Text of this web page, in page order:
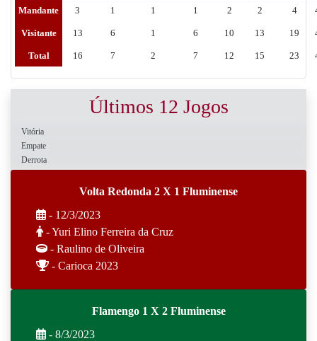
Mandante 3 1 1 1 2 2 4
Visitante 13 6 1 6 10 13 19
Total 16 7 2 7 12 15 23
Últimos 12 Jogos
Vitória
Empate
Derrota
Volta Redonda 2 X 1 Fluminense
- 12/3/2023
- Yuri Elino Ferreira da Cruz
- Raulino de Oliveira
- Carioca 2023
Flamengo 1 X 2 Fluminense
- 8/3/2023